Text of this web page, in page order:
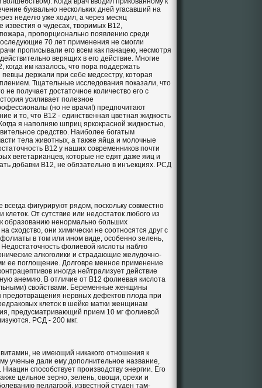
буквально нескольких дней угасавший на
неделю уже ходил, а через месяц
о чудесах, творимых В12,
пропорционально появлению среди
70 лет применения не смогли
прописывали его всем как панацею, несмотря
верящих в его действие. Многие
им казалось, что пора поддержать
держали при себе медсестру, которая
Тщательные исследования показали, что
не получает достаточное количество его с
усиливает полезное
(но не врачи!) предпочитают
и то, что В12 - единственная цветная жидкость
я наполняю шприц яркокрасной жидкостью,
средство. Наиболее богатым
тела животных, а также яйца и молочные
В12 у наших современников почти
вегетарианцев, которые не едят даже яиц и
добавки В12, не обязательно в инъекциях. РСД
фигурируют рядом, поскольку совместно
От сутствие или недостаток любого из
образованию ненормально больших
сходство, они химически не соотносятся друг с
в том или ином виде, особенно зелень,
фолиевой кислоты наблю
алкоголики и страдающие желудочно-
поглощение. Долговре менное применение
иногда нейтрализует действие
анемию. В отличие от В12 фолиевая кислота
свойствами. Беременные женщины
нервных дефектов плода при
клеток в шейке матки женщинам
предусматривающий прием 10 мг фолиевой
РСД - 200 мкг.
не имеющий никакого отношения к
ученые дали ему дополнительное название,
способствует производству энергии. Его
цельное зерно, зелень, овощи, орехи и
пеллагрой, известной студен там-